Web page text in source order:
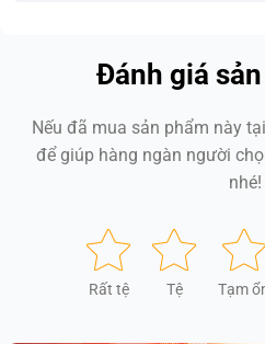
Đánh giá
Nếu đã mua sản phẩm này
để giúp hàng ngàn người
nhé!
Rất tệ Tệ Tạm